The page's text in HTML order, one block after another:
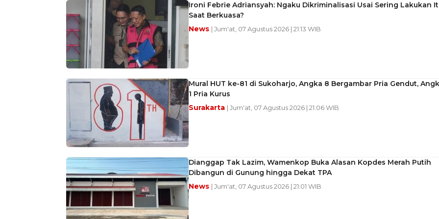
Ironi Febrie Adriansyah: Ngaku Dikriminalisasi Usai Sering Lakukan
Saat Berkuasa?
News | Jum'at, 07 Agustus 2026 | 21:13 WIB
Mural HUT ke-81 di Sukoharjo, Angka 8 Bergambar Pria Gendut,
1 Pria Kurus
Surakarta | Jum'at, 07 Agustus 2026 | 21:06 WIB
Dianggap Tak Lazim, Wamenkop Buka Alasan Kopdes Merah Putih
Dibangun di Gunung hingga Dekat TPA
News | Jum'at, 07 Agustus 2026 | 21:01 WIB